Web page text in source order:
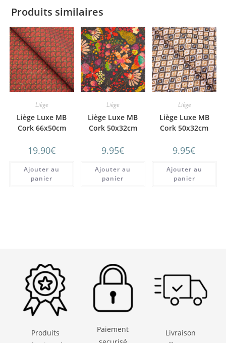
Produits similaires
Liège
Liège Luxe MB
Cork 66x50cm
19.90€
Ajouter au
panier
Liège
Liège Luxe MB
Cork 50x32cm
multicolores fond
noir
9.95€
Ajouter au
panier
Liège
Liège Luxe MB
Cork 50x32cm
blanche
9.95€
Ajouter au
panier
Produits
Paiement
Livraison